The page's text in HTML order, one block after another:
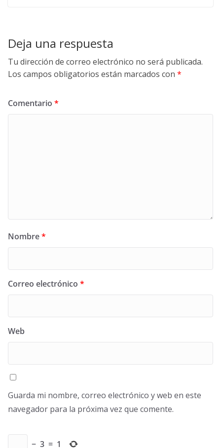
Deja una respuesta
Tu dirección de correo electrónico no será publicada.
Los campos obligatorios están marcados con *
Comentario *
Nombre*
Correo electrónico *
Web
Guarda mi nombre, correo electrónico y web en este
navegador para la próxima vez que comente.
− 3 = 1